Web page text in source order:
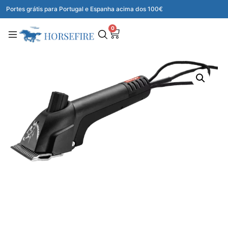
Portes grátis para Portugal e Espanha acima dos 100€
0